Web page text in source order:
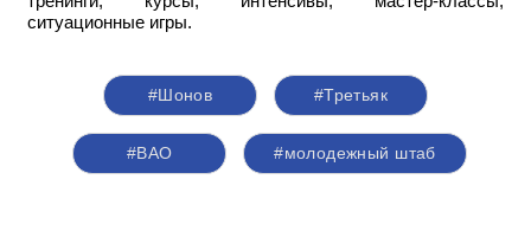
ситуационные игры.
#Шонов #Третьяк
#ВАО #молодежный штаб